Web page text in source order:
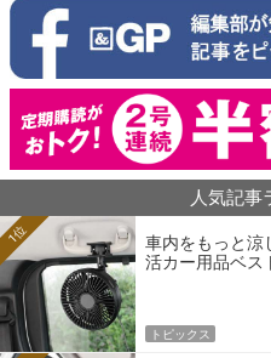
人気記事
車内をもっと涼
活カー用品ベス
1位
トピックス